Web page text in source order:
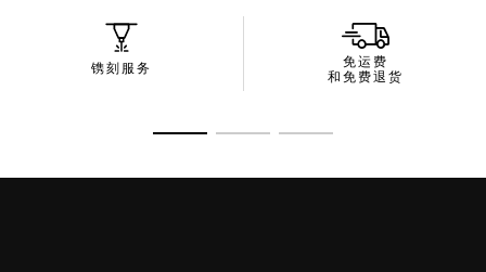
镌刻服务
免运费
和免费退货